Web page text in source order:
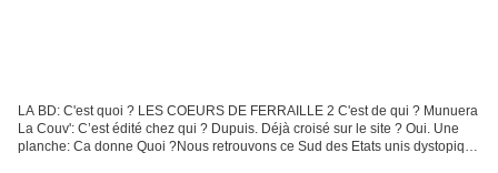
LA BD: C'est quoi ? LES COEURS DE FERRAILLE 2 C'est de qui ? Munuera
La Couv': C’est édité chez qui ? Dupuis. Déjà croisé sur le site ? Oui. Une
planche: Ca donne Quoi ?Nous retrouvons ce Sud des Etats unis dystopique